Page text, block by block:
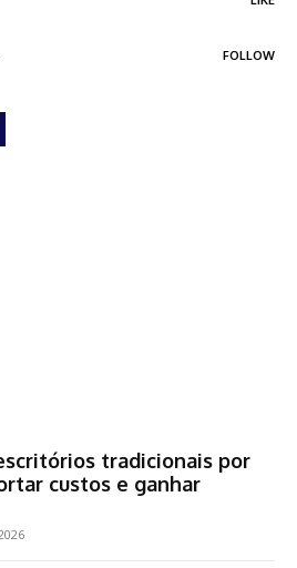
FOLLOW
tradicionais por
custos e ganhar